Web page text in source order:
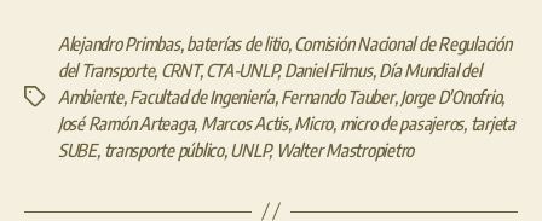
Etiquetas
Alejandro Primbas, baterías de litio, Comisión Nacional de Regulación
del Transporte, CRNT,CTA-UNLP,Daniel Filmus, Día Mundial del
Ambiente, Facultad de Ingeniería, Fernando Tauber, Jorge D'Onofrio,
José Ramón Arteaga, Marcos Actis, Micro, micro de pasajeros, tarjeta
SUBE, transporte público, UNLP, Walter Mastropietro